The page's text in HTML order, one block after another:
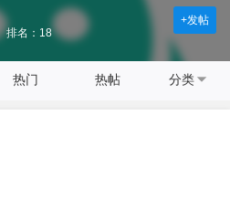
排名：18
+发帖
热门 热帖 分类